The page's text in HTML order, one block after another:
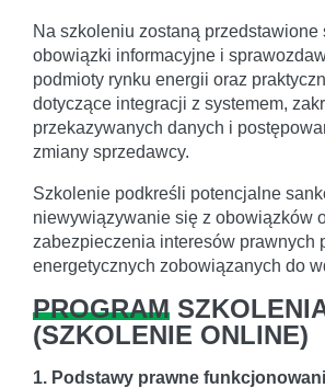
Na szkoleniu zostaną przedstawione
obowiązki informacyjne i
podmioty rynku energii oraz
dotyczące integracji z systemem,
przekazywanych danych i
zmiany sprzedawcy.
Szkolenie podkreśli potencjalne
niewywiązywanie się z obowiązków
zabezpieczenia interesów prawnych
energetycznych zobowiązanych do
PROGRAM
(SZKOLENIE ONLINE)
1. Podstawy prawne